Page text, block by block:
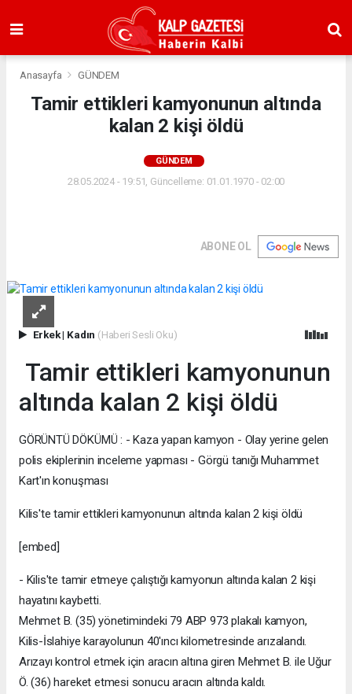
Anasayfa GÜNDEM
Tamir ettikleri kamyonunun altında
kalan 2 kişi öldü
GÜNDEM
28.05.2024 - 19:51, Güncelleme: 01.01.1970 - 02:00
ABONE OL
Erkek| Kadın (Haberi Sesli Oku)
Tamir ettikleri kamyonunun
altında kalan 2 kişi öldü
GÖRÜNTÜ DÖKÜMÜ : - Kaza yapan kamyon - Olay yerine gelen
polis ekiplerinin inceleme yapması - Görgü tanığı Muhammet
Kart'ın konuşması
Kilis'te tamir ettikleri kamyonunun altında kalan 2 kişi öldü
[embed]
- Kilis'te tamir etmeye çalıştığı kamyonun altında kalan 2 kişi
hayatını kaybetti.
Mehmet B. (35) yönetimindeki 79 ABP 973 plakalı kamyon,
Kilis-İslahiye karayolunun 40'ıncı kilometresinde arızalandı.
Arızayı kontrol etmek için aracın altına giren Mehmet B. ile Uğur
Ö. (36) hareket etmesi sonucu aracın altında kaldı.